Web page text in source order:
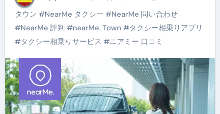
もっと快適・おトク
に！株式会社Ｎｅａｒ
Ｍｅ
タウン #NearMe タクシー #NearMe 問い合わせ
#NearMe 評判 #nearMe. Town #タクシー相乗りアプリ
#タクシー相乗りサービス #ニアミー 口コミ